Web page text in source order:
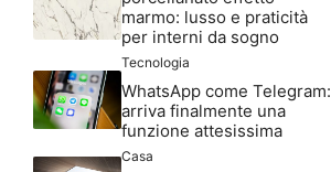
marmo: lusso e praticità
per interni da sogno
Tecnologia
WhatsApp come Telegram:
arriva finalmente una
funzione attesissima
Casa